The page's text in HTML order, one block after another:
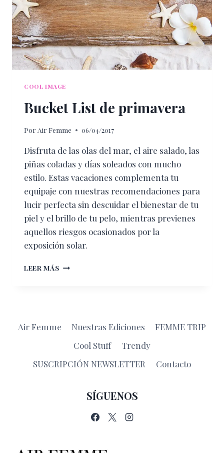
COOL IMAGE
Bucket List de primavera
Por Air Femme 06/04/2017
Disfruta de las olas del mar, el aire salado, las
piñas coladas y días soleados con mucho
estilo. Estas vacaciones complementa tu
equipaje con nuestras recomendaciones para
lucir perfecta sin descuidar el bienestar de tu
piel y el brillo de tu pelo, mientras previenes
aquellos riesgos ocasionados por la
exposición solar.
LEER MÁS BUCKET
Air Femme Nuestras Ediciones
FEMME TRIP
Cool Stuff
Trendy
SUSCRIPCIÓN NEWSLETTER
Contacto
SÍGUENOS